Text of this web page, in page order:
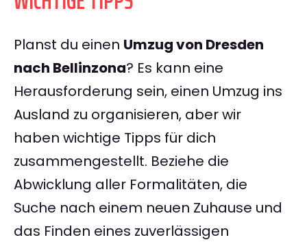
Planst du einen Umzug von Dresden
nach Bellinzona? Es kann eine
Herausforderung sein, einen Umzug ins
Ausland zu organisieren, aber wir
haben wichtige Tipps für dich
zusammengestellt. Beziehe die
Abwicklung aller Formalitäten, die
Suche nach einem neuen Zuhause und
das Finden eines zuverlässigen